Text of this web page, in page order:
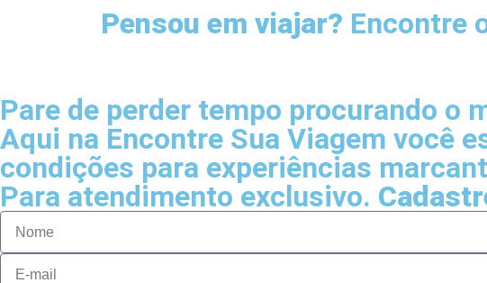
Pensou em viajar? Encontre
Pare de perder tempo procurando o
Aqui na Encontre Sua Viagem você
condições para experiências
Para atendimento exclusivo.